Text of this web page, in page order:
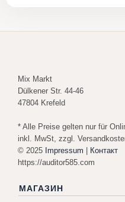
Mix Markt
Dülkener Str. 44-46
47804 Krefeld
* Alle Preise gelten nur für
inkl. MwSt, zzgl.
© 2025 Impressum
Контакт
https://auditor585.com
МАГАЗИН